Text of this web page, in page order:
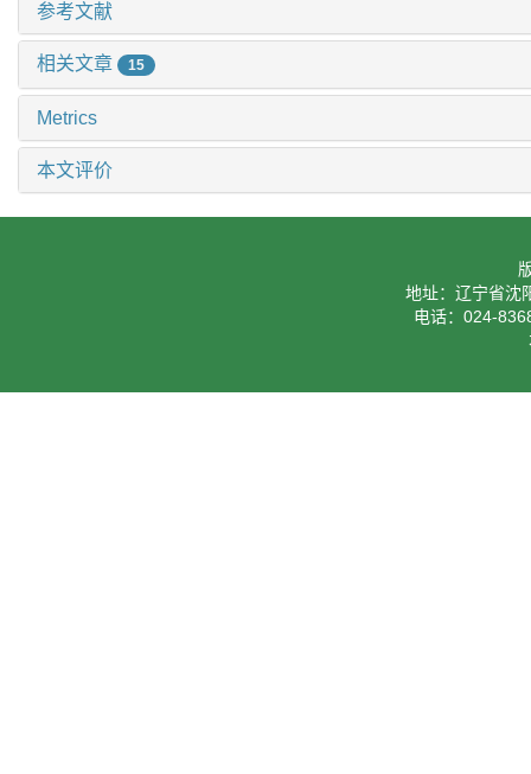
参考文献
相关文章 15
Metrics
本文评价
地址：辽宁省沈
电话：024-